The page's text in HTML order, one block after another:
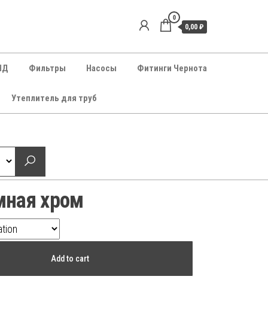
0
0,00 ₽
Фильтры Насосы Фитинги Чернота
Утеплитель для труб
хром
Add to cart